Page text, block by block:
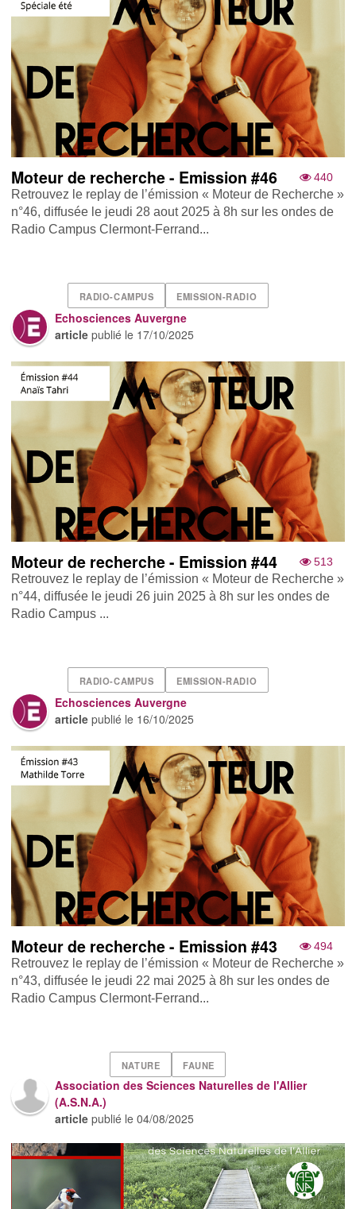
440
Moteur de recherche - Emission #46
Retrouvez le replay de l’émission « Moteur de Recherche »
n°46, diffusée le jeudi 28 aout 2025 à 8h sur les ondes de
Radio Campus Clermont-Ferrand...
RADIO-CAMPUS EMISSION-RADIO
Echosciences Auvergne
article publié le 17/10/2025
513
Moteur de recherche - Emission #44
Retrouvez le replay de l’émission « Moteur de Recherche »
n°44, diffusée le jeudi 26 juin 2025 à 8h sur les ondes de
Radio Campus ...
RADIO-CAMPUS EMISSION-RADIO
Echosciences Auvergne
article publié le 16/10/2025
494
Moteur de recherche - Emission #43
Retrouvez le replay de l’émission « Moteur de Recherche »
n°43, diffusée le jeudi 22 mai 2025 à 8h sur les ondes de
Radio Campus Clermont-Ferrand...
NATURE FAUNE
Association des Sciences Naturelles de l'Allier
(A.S.N.A.)
article publié le04/08/2025